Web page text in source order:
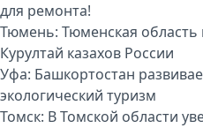
для ремонта!
Тюмень: Тюменская
Курултай казахов России
Уфа: Башкортостан
экологический туризм
Томск: В Томской области